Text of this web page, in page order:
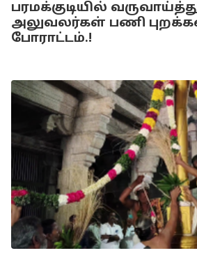
பரமக்குடியில்
அலுவலர்கள் பணி
போராட்டம்.!